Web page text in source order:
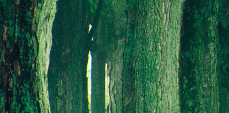
Hogy emlékezetemmel titkon
Amit most újonnan magamba
S további törekvésem célja az
Hogy új erőre kapva ébresszen
Saját belső erőket lelkemben,
S létrejőve adjon át önmagamnak
20. hét
Csak most érzem, hogy saját létem
A kozmikus létezéstől eltávolodva
Magára maradna, önmagát
S ha csak olyan alapokra építene, ami
Akkor voltaképpen meg kellene ölnie